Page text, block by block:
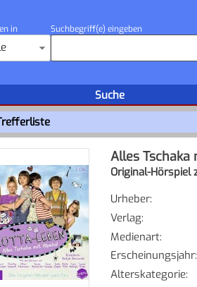
in Suchbegriff(e) eingeben
Suche
Alles Tschaka
Original-Hörspiel
Urheber:
Verlag:
Medienart:
Erscheinungsjahr:
Alterskategorie: